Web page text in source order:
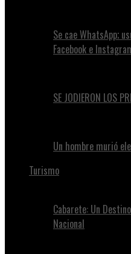
Se cae WhatsApp;
Facebook e
SE JODIERON LOS
Un hombre murió
Turismo
Cabarete: Un
Nacional